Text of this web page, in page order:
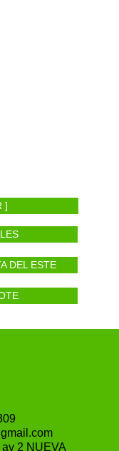
]
DEL ESTE
2 NUEVA